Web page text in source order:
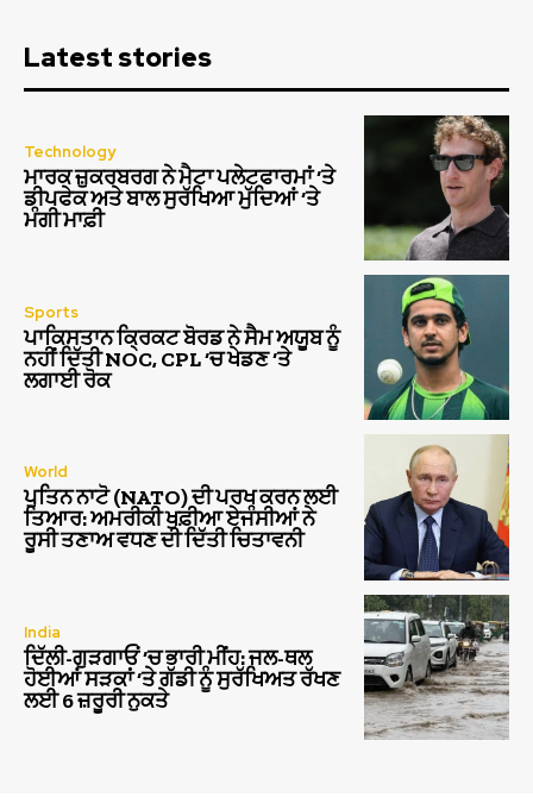
Latest stories
Technology
ਮਾਰਕ ਜ਼ੁਕਰਬਰਗ ਨੇ ਮੈਟਾ ਪਲੇਟਫਾਰਮਾਂ ‘ਤੇ
ਡੀਪਫੇਕ ਅਤੇ ਬਾਲ ਸੁਰੱਖਿਆ ਮੁੱਦਿਆਂ ‘ਤੇ
ਮੰਗੀ ਮਾਫ਼ੀ
Sports
ਪਾਕਿਸਤਾਨ ਕ੍ਰਿਕਟ ਬੋਰਡ ਨੇ ਸੈਮ ਅਯੂਬ ਨੂੰ
ਨਹੀਂ ਦਿੱਤੀ NOC, CPL ‘ਚ ਖੇਡਣ ‘ਤੇ
ਲਗਾਈ ਰੋਕ
World
ਪੁਤਿਨ ਨਾਟੋ (NATO) ਦੀ ਪਰਖ ਕਰਨ ਲਈ
ਤਿਆਰ: ਅਮਰੀਕੀ ਖੁਫ਼ੀਆ ਏਜੰਸੀਆਂ ਨੇ
ਰੂਸੀ ਤਣਾਅ ਵਧਣ ਦੀ ਦਿੱਤੀ ਚਿਤਾਵਨੀ
India
ਦਿੱਲੀ-ਗੁੜਗਾਓਂ ‘ਚ ਭਾਰੀ ਮੀਂਹ: ਜਲ-ਥਲ
ਹੋਈਆਂ ਸੜਕਾਂ ‘ਤੇ ਗੱਡੀ ਨੂੰ ਸੁਰੱਖਿਅਤ ਰੱਖਣ
ਲਈ 6 ਜ਼ਰੂਰੀ ਨੁਕਤੇ